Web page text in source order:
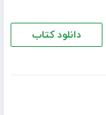
دانلود کتاب